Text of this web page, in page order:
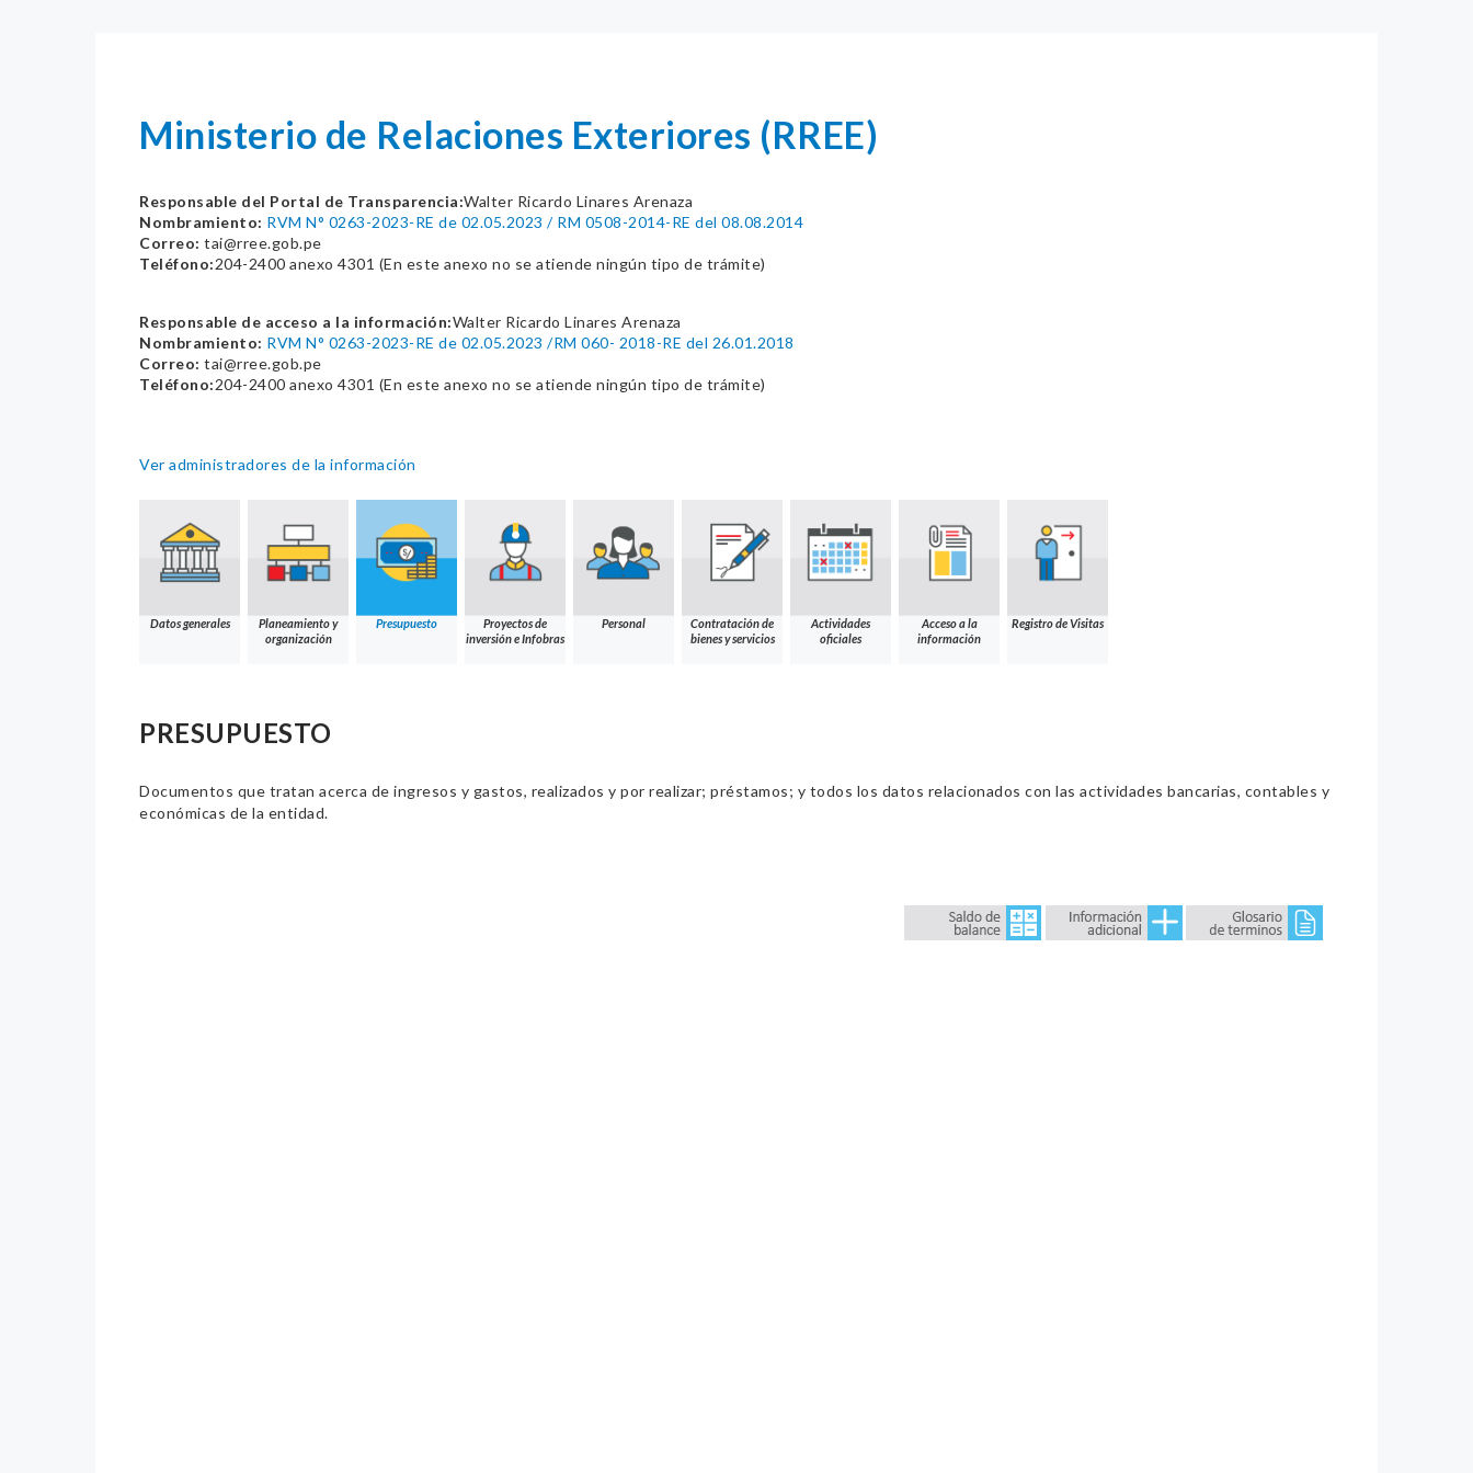
Ministerio de Relaciones Exteriores (RREE)
Responsable del Portal de Transparencia:Walter Ricardo Linares Arenaza
Nombramiento: RVM N° 0263-2023-RE de 02.05.2023 / RM 0508-2014-RE del 08.08.2014
Correo: tai@rree.gob.pe
Teléfono:204-2400 anexo 4301 (En este anexo no se atiende ningún tipo de trámite)
Responsable de acceso a la información:Walter Ricardo Linares Arenaza
Nombramiento: RVM N° 0263-2023-RE de 02.05.2023 /RM 060- 2018-RE del 26.01.2018
Correo: tai@rree.gob.pe
Teléfono:204-2400 anexo 4301 (En este anexo no se atiende ningún tipo de trámite)
Ver administradores de la información
Datos generales
Planeamiento y
organización
Presupuesto
Proyectos de
inversión e Infobras
Personal
Contratación de
bienes y servicios
Actividades
oficiales
Acceso a la
información
Registro de Visitas
PRESUPUESTO
Documentos que tratan acerca de ingresos y gastos, realizados y por realizar; préstamos; y todos los datos relacionados con las actividades bancarias, contables y
económicas de la entidad.